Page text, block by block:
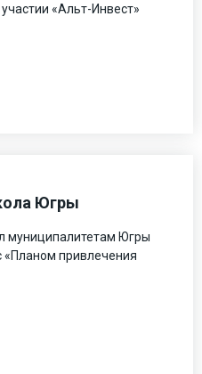
«Альт-Инвест»
Югры
муниципалитетам Югры
«Планом привлечения